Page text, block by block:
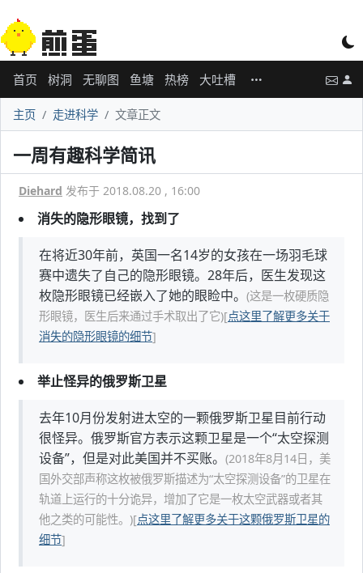
首页 树洞 无聊图 鱼塘 热榜 大吐槽
主页 走进科学 文章正文
一周有趣科学简讯
Diehard 发布于 2018.08.20 , 16:00
消失的隐形眼镜，找到了
在将近30年前，英国一名14岁的女孩在一场羽毛球
赛中遗失了自己的隐形眼镜。28年后，医生发现这
枚隐形眼镜已经嵌入了她的眼睑中。 (这是一枚硬质隐
形眼镜，医生后来通过手术取出了它)[点这里了解更多关于
消失的隐形眼镜的细节]
举止怪异的俄罗斯卫星
去年10月份发射进太空的一颗俄罗斯卫星目前行动
很怪异。俄罗斯官方表示这颗卫星是一个“太空探测
设备”，但是对此美国并不买账。 (2018年8月14日，美
国外交部声称这枚被俄罗斯描述为“太空探测设备”的卫星在
轨道上运行的十分诡异，增加了它是一枚太空武器或者其
他之类的可能性。)[点这里了解更多关于这颗俄罗斯卫星的
细节]